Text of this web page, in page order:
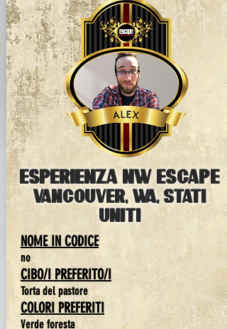
ESPERIENZA NW ESCape
VANCOUVER, Wa, Stati
Uniti
NOME IN CODICE
no
CIBO/I PREFERITO/I
Torta del pastore
COLORI PREFERITI
Verde foresta